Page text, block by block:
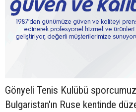
Gönyeli Tenis Kulübü
Bulgaristan'ın Ruse kentinde